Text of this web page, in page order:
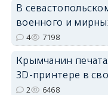
В
военного и
4 7198
Крымчанин
3D-принтере в
2 6468